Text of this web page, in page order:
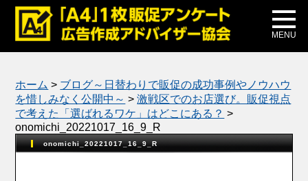
MENU
メディア掲載
公式ブログ
ホーム > ブログ～日替わりで販促の成功事例やノウハウ
を惜しみなく公開中～ >激戦区でのお店選び。販促視点
で考えた「選ばれるワケ」はどこにある？ >
onomichi_20221017_16_9_R
onomichi_20221017_16_9_R